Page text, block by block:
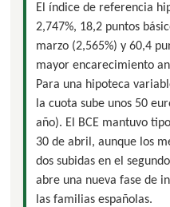
El índice de referencia
2,747%, 18,2 puntos
marzo (2,565%) y 60,4
mayor encarecimiento
Para una hipoteca
la cuota sube unos 50
año). El BCE mantuvo
30 de abril, aunque los
dos subidas en el
abre una nueva fase de
las familias españolas.